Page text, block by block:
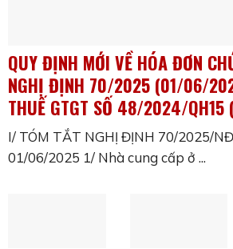
QUY ĐỊNH MỚI VỀ HÓA ĐƠN
NGHỊ ĐỊNH 70/2025 (01/06/
THUẾ GTGT SỐ 48/2024/
I/ TÓM TẮT NGHỊ ĐỊNH 70/2025/
01/06/2025 1/ Nhà cung cấp ở ...